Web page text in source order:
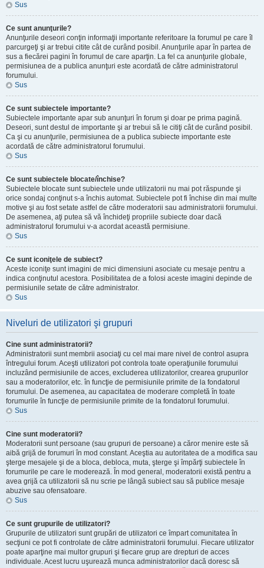
Sus
Ce sunt anunţurile?
Anunţurile deseori conţin informaţii importante referitoare la forumul pe care îl
parcurgeţi şi ar trebui citite cât de curând posibil. Anunţurile apar în partea de
sus a fiecărei pagini în forumul de care aparţin. La fel ca anunţurile globale,
permisiunea de a publica anunţuri este acordată de către administratorul
forumului.
Sus
Ce sunt subiectele importante?
Subiectele importante apar sub anunţuri în forum şi doar pe prima pagină.
Deseori, sunt destul de importante şi ar trebui să le citiţi cât de curând posibil.
Ca şi cu anunţurile, permisiunea de a publica subiecte importante este
acordată de către administratorul forumului.
Sus
Ce sunt subiectele blocate/închise?
Subiectele blocate sunt subiectele unde utilizatorii nu mai pot răspunde şi
orice sondaj conţinut s-a închis automat. Subiectele pot fi închise din mai multe
motive şi au fost setate astfel de către moderatorii sau administratorii forumului.
De asemenea, aţi putea să vă închideţi propriile subiecte doar dacă
administratorul forumului v-a acordat această permisiune.
Sus
Ce sunt iconiţele de subiect?
Aceste iconiţe sunt imagini de mici dimensiuni asociate cu mesaje pentru a
indica conţinutul acestora. Posibilitatea de a folosi aceste imagini depinde de
permisiunile setate de către administrator.
Sus
Niveluri de utilizatori şi grupuri
Cine sunt administratorii?
Administratorii sunt membrii asociaţi cu cel mai mare nivel de control asupra
întregului forum. Aceşti utilizatori pot controla toate operaţiunile forumului
incluzând permisiunile de acces, excluderea utilizatorilor, crearea grupurilor
sau a moderatorilor, etc. în funcţie de permisiunile primite de la fondatorul
forumului. De asemenea, au capacitatea de moderare completă în toate
forumurile în funcţie de permisiunile primite de la fondatorul forumului.
Sus
Cine sunt moderatorii?
Moderatorii sunt persoane (sau grupuri de persoane) a căror menire este să
aibă grijă de forumuri în mod constant. Aceştia au autoritatea de a modifica sau
şterge mesajele şi de a bloca, debloca, muta, şterge şi împărţi subiectele în
forumurile pe care le moderează. În mod general, moderatorii există pentru a
avea grijă ca utilizatorii să nu scrie pe lângă subiect sau să publice mesaje
abuzive sau ofensatoare.
Sus
Ce sunt grupurile de utilizatori?
Grupurile de utilizatori sunt grupări de utilizatori ce împart comunitatea în
secţiuni ce pot fi controlate de către administratorii forumului. Fiecare utilizator
poate aparţine mai multor grupuri şi fiecare grup are drepturi de acces
individuale. Acest lucru uşurează munca administratorilor dacă doresc să